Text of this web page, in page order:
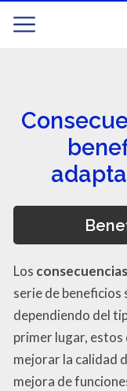
Los
serie de
dependiendo del
primer lugar,
mejorar la calidad
mejora de